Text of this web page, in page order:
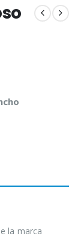
la marca